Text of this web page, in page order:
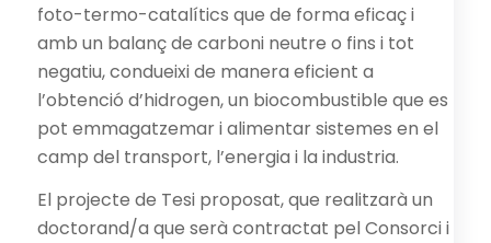
foto-termo-catalítics que de forma eficaç i
amb un balanç de carboni neutre o fins i tot
negatiu, condueixi de manera eficient a
l’obtenció d’hidrogen, un biocombustible que es
pot emmagatzemar i alimentar sistemes en el
camp del transport, l’energia i la industria.
El projecte de Tesi proposat, que realitzarà un
doctorand/a que serà contractat pel Consorci i